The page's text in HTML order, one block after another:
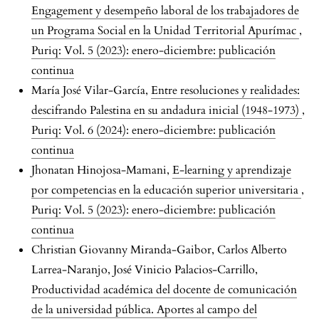
Engagement y desempeño laboral de los trabajadores de
un Programa Social en la Unidad Territorial Apurímac ,
Puriq: Vol. 5 (2023): enero-diciembre: publicación
continua
María José Vilar-García, Entre resoluciones y realidades:
descifrando Palestina en su andadura inicial (1948-1973) ,
Puriq: Vol. 6 (2024): enero-diciembre: publicación
continua
Jhonatan Hinojosa-Mamani, E-learning y aprendizaje
por competencias en la educación superior universitaria ,
Puriq: Vol. 5 (2023): enero-diciembre: publicación
continua
Christian Giovanny Miranda-Gaibor, Carlos Alberto
Larrea-Naranjo, José Vinicio Palacios-Carrillo,
Productividad académica del docente de comunicación
de la universidad pública. Aportes al campo del